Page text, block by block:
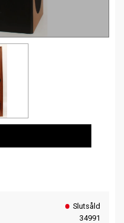
Slutsåld
34991